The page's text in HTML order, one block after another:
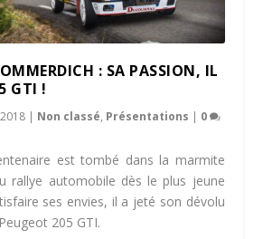
: SA PASSION, IL
GTI !
| Non classé, Présentations | 0
est tombé dans la marmite
rallye automobile dès le plus jeune
ses envies, il a jeté son dévolu
205 GTI.